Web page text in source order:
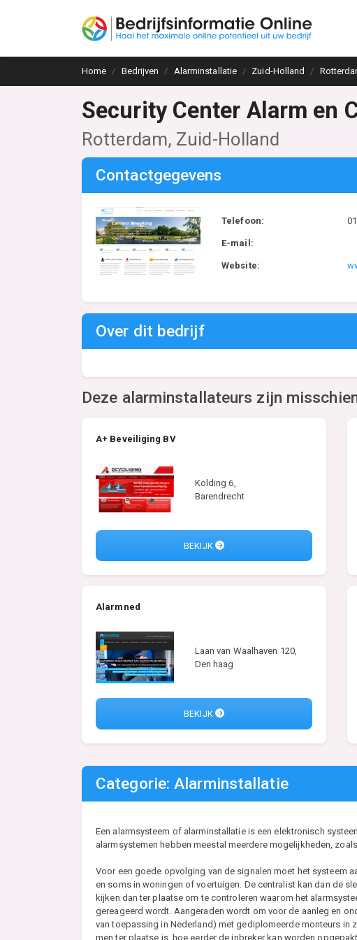
Home Bedrijven Alarminstallatie Zuid-Holland
Security Center Alarm en
Rotterdam, Zuid-Holland
Contactgegevens
Telefoon:
E-mail:
Website:
Over dit bedrijf
Deze alarminstallateurs zijn
A+ Beveiliging BV
Kolding 6,
Barendrecht
BEKIJK
Alarmned
Laan van Waalhaven 120,
Den haag
BEKIJK
Categorie: Alarminstallatie
Een alarmsysteem of alarminstallatie is een elektronisch
alarmsystemen hebben meestal meerdere mogelijkheden,
Voor een goede opvolging van de signalen moet het systeem
en soms in woningen of voertuigen. De centralist kan dan de
kijken dan ter plaatse om te controleren waarom het
gereageerd wordt. Aangeraden wordt om voor de aanleg en
van toepassing in Nederland) met gediplomeerde monteurs in
men ter plaatse is, hoe eerder de inbreker kan worden